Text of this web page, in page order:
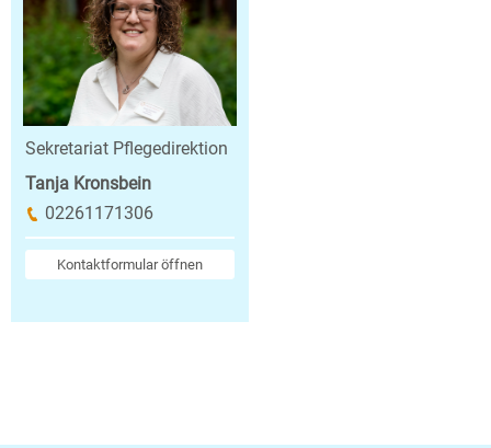
Sekretariat Pflegedirektion
Tanja Kronsbein
02261171306
Kontaktformular öffnen